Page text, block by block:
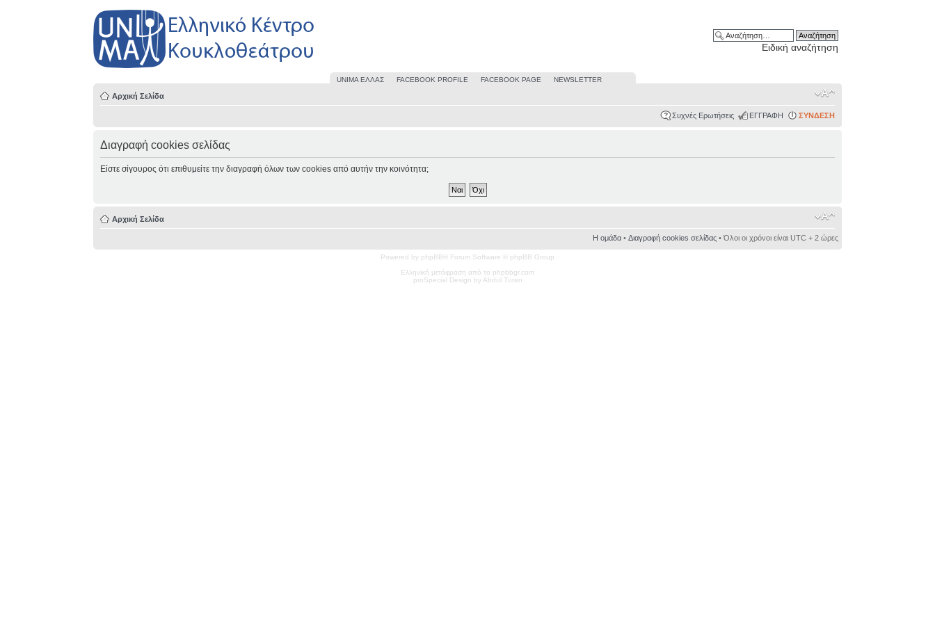
Ειδική αναζήτηση
UΝΙΜΑ ΕΛΛΑΣ FACEBOOK PROFILE FACEBOOK PAGE NEWSLETTER
Αρχική Σελίδα
Συχνές Ερωτήσεις ΕΓΓΡΑΦΗ ΣΥΝΔΕΣΗ
Διαγραφή cookies σελίδας
Είστε σίγουρος ότι επιθυμείτε την διαγραφή όλων των cookies από αυτήν την κοινότητα;
Αρχική Σελίδα
Η ομάδα• Διαγραφή cookies σελίδας• Όλοι οι χρόνοι είναι UTC + 2 ώρες
Powered by phpBB® Forum Software © phpBB Group
Ελληνική μετάφραση από το phpbbgr.com
proSpecial Design by Abdul Turan